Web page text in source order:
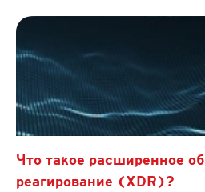
Что такое расширенное
реагирование (XDR)?